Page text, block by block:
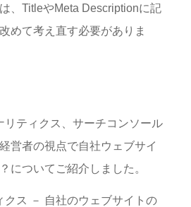
、TitleやMeta Descriptionに記
めて考え直す必要がありま
リティクス、サーチコンソール
営者の視点で自社ウェブサイ
についてご紹介しました。
クス － 自社のウェブサイトの